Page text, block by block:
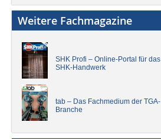
Weitere Fachmagazine
SHK Profi – Online-Portal für das
SHK-Handwerk
tab – Das Fachmedium der TGA-
Branche